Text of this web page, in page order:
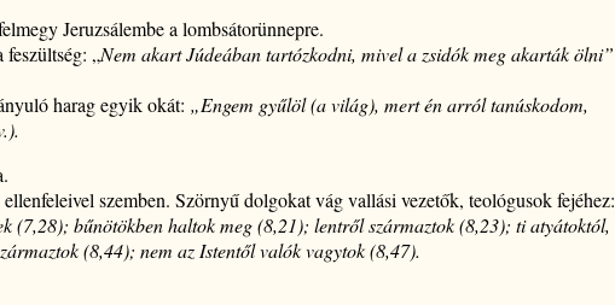
Jeruzsálembe a lombsátorünnepre.
feszültség: „Nem akart Júdeában tartózkodni, mivela zsidók meg akarták ölni”
harag egyik okát: „Engem gyűlöl (a világ), mert én arról tanúskodom,
szemben. Szörnyű dolgokat vág vallási vezetők, teológusok fejéhez:
(7,28); bűnötökben haltok meg (8,21); lentről származtok (8,23); ti atyátoktól,
(8,44); nem az Istentől valók vagytok (8,47).